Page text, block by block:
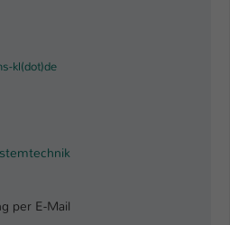
kl(dot)de
per E-Mail